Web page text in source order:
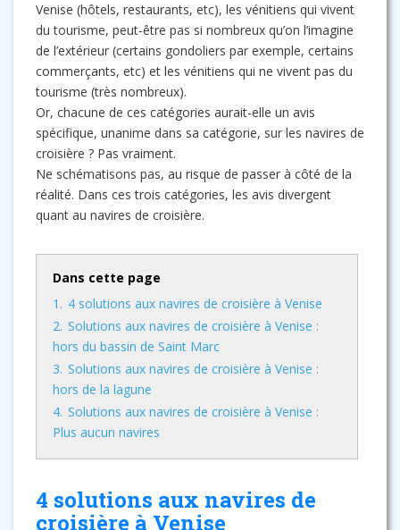
Venise (hôtels, restaurants, etc), les vénitiens qui vivent
du tourisme, peut-être pas si nombreux qu’on l’imagine
de l’extérieur (certains gondoliers par exemple, certains
commerçants, etc) et les vénitiens qui ne vivent pas du
tourisme (très nombreux).
Or, chacune de ces catégories aurait-elle un avis
spécifique, unanime dans sa catégorie, sur les navires de
croisière ? Pas vraiment.
Ne schématisons pas, au risque de passer à côté de la
réalité. Dans ces trois catégories, les avis divergent
quant au navires de croisière.
Dans cette page
1. 4 solutions aux navires de croisière à Venise
2. Solutions aux navires de croisière à Venise :
hors du bassin de Saint Marc
3. Solutions aux navires de croisière à Venise :
hors de la lagune
4. Solutions aux navires de croisière à Venise :
Plus aucun navires
4 solutions aux navires de
croisière à Venise